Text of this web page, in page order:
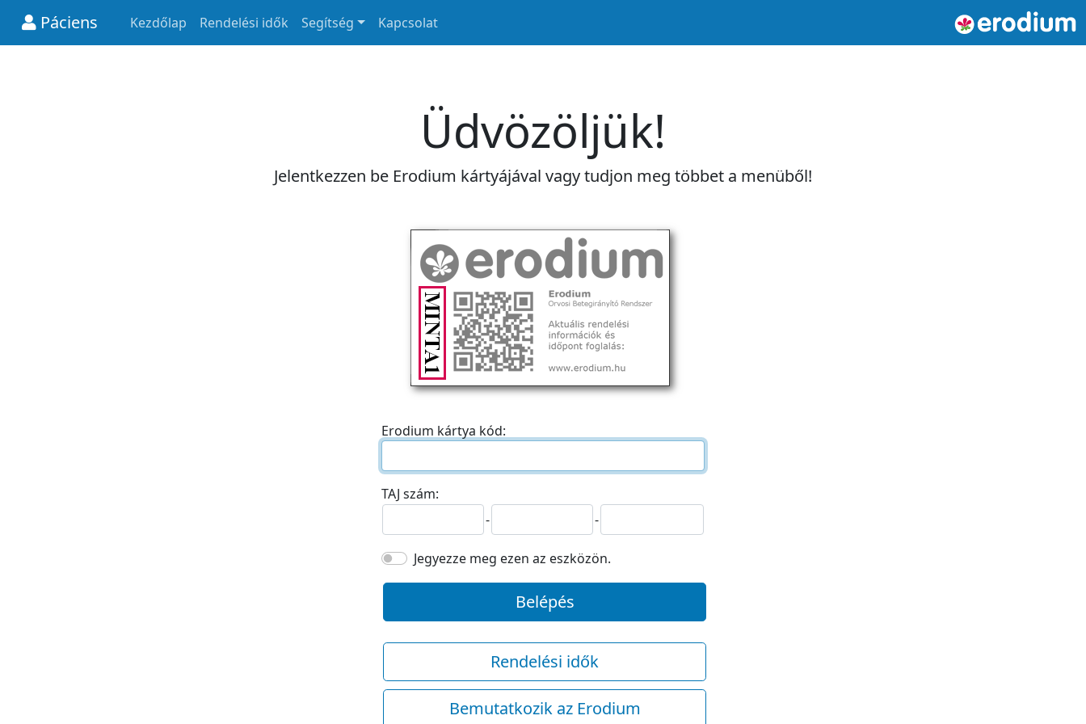
Páciens Kezdőlap Rendelési idők Segítség Kapcsolat
Üdvözöljük!
Jelentkezzen be Erodium kártyájával vagy tudjon meg többet a menüből!
Erodium kártya kód:
TAJ szám:
-
-
Jegyezze meg ezen az eszközön.
Belépés
Rendelési idők
Bemutatkozik az Erodium